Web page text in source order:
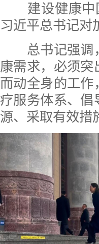
建设健康中
习近平总书记对
总书记强调，
康需求，必须
而动全身的工
疗服务体系、
源、采取有效措